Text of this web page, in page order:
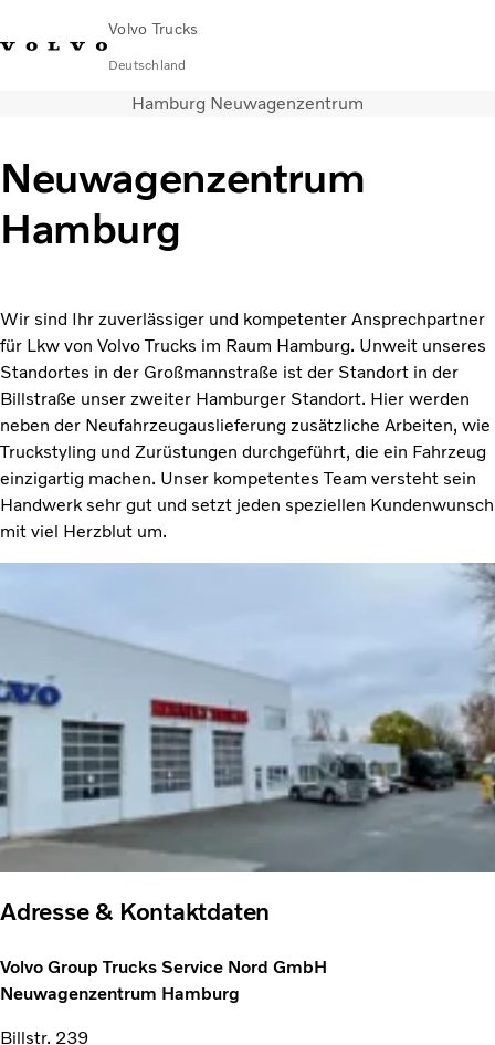
Volvo Trucks
Deutschland
KontaktEinloggen Lkw-KonfiguratorDeutschland
Lkw
Transportlösungen
Services
Über uns
Karriere
Technisches
Hamburg Neuwagenzentrum
Neuwagenzentrum
Hamburg
Wir sind Ihr zuverlässiger und kompetenter Ansprechpartner
für Lkw von Volvo Trucks im Raum Hamburg. Unweit unseres
Standortes in der Großmannstraße ist der Standort in der
Billstraße unser zweiter Hamburger Standort. Hier werden
neben der Neufahrzeugauslieferung zusätzliche Arbeiten, wie
Truckstyling und Zurüstungen durchgeführt, die ein Fahrzeug
einzigartig machen. Unser kompetentes Team versteht sein
Handwerk sehr gut und setzt jeden speziellen Kundenwunsch
mit viel Herzblut um.
Adresse & Kontaktdaten
Volvo Group Trucks Service Nord GmbH
Neuwagenzentrum Hamburg
Billstr. 239